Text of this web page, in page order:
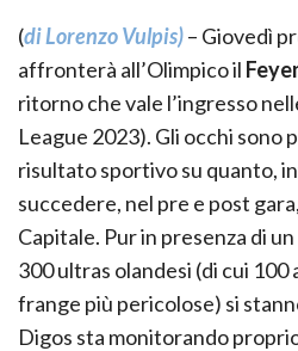
(di Lorenzo Vulpis)– Giovedì
affronterà all’Olimpico il
ritorno che vale l’ingresso
League 2023). Gli occhi sono
risultato sportivo su quanto,
succedere, nel pre e post
Capitale. Pur in presenza di
300 ultras olandesi (di cui
frange più pericolose) si
Digos sta monitorando